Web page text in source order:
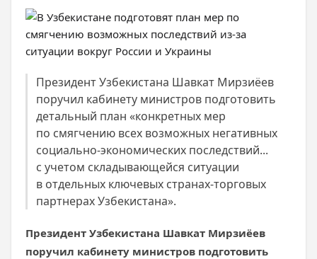
Президент Узбекистана Шавкат Мирзиёев
поручил кабинету министров подготовить
детальный план «конкретных мер
по смягчению всех возможных негативных
социально-экономических последствий...
с учетом складывающейся ситуации
в отдельных ключевых странах-торговых
партнерах Узбекистана».
Президент Узбекистана Шавкат Мирзиёев
поручил кабинету министров подготовить